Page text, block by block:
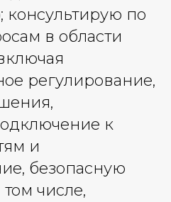
по
в области
регулирование,
к
и
безопасную
числе,